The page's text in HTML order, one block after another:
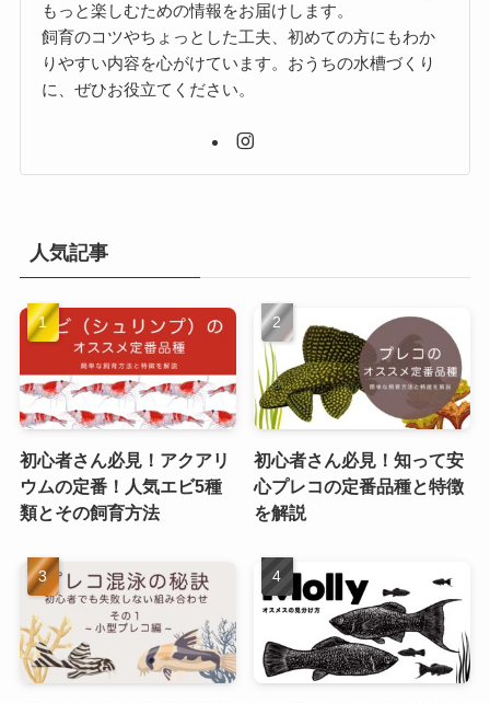
もっと楽しむための情報をお届けします。
飼育のコツやちょっとした工夫、初めての方にもわか
りやすい内容を心がけています。おうちの水槽づくり
に、ぜひお役立てください。
人気記事
初心者さん必見！アクアリ
ウムの定番！人気エビ5種
類とその飼育方法
初心者さん必見！知って安
心プレコの定番品種と特徴
を解説